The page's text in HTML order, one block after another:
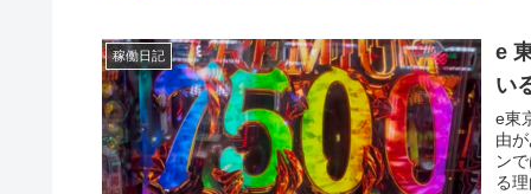
稼働日記
e
い
e東
由
ン
る